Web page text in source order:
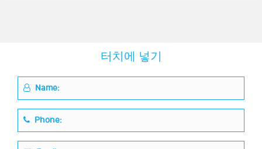
터치에 넣기
Name:
Phone: